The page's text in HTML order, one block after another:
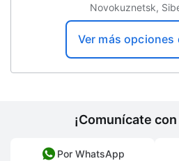
Novokuznetsk,
Ver más opciones
¡Comunícate
Por WhatsApp